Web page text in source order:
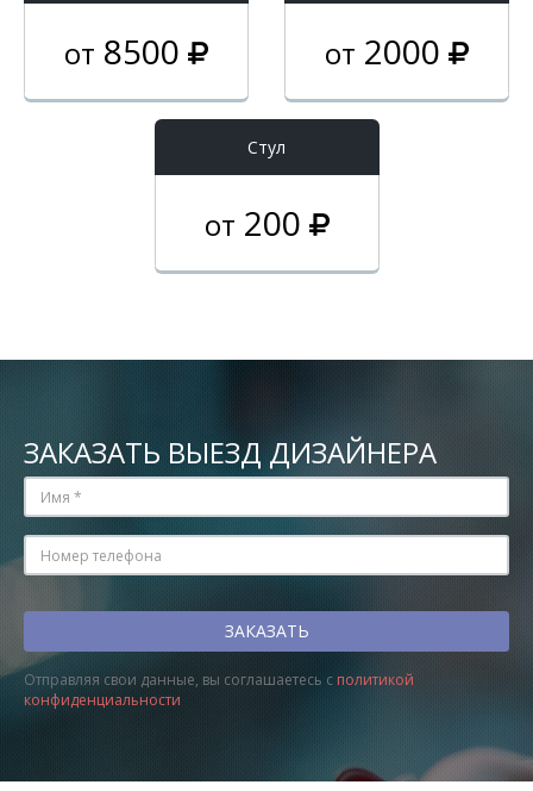
от 8500 от 2000
Стул
от 200
ЗАКАЗАТЬ ВЫЕЗД ДИЗАЙНЕРА
Отправляя свои данные, вы соглашаетесь с политикой
конфиденциальности